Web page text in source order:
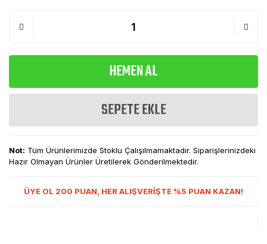
HEMEN AL
SEPETE EKLE
Not: Tüm Ürünlerimizde Stoklu Çalışılmamaktadır. Siparişlerinizdeki
Hazır Olmayan Ürünler Üretilerek Gönderilmektedir.
ÜYE OL 200 PUAN, HER ALIŞVERİŞTE %5 PUAN KAZAN!